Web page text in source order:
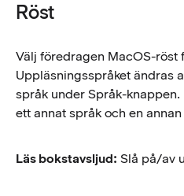
Röst
Välj föredragen MacOS-röst
Uppläsningsspråket ändras
språk under Språk-
ett annat språk och en
Läs bokstavsljud: Slå på/av